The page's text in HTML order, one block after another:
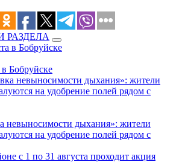
РАЗДЕЛА
Бобруйске
невыносимости дыхания»: жители
на удобрение полей рядом с